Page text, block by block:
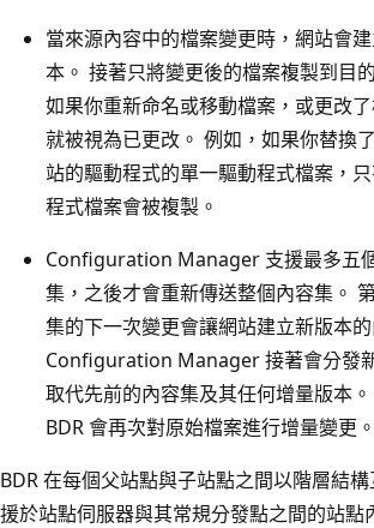
當來源內容中的檔案變更時，網站會
本。 接著只將變更後的檔案複製到目
如果你重新命名或移動檔案，或更改
就被視為已更改。 例如，如果你替換
站的驅動程式的單一驅動程式檔案，
程式檔案會被複製。
Configuration Manager 支援最多五
集，之後才會重新傳送整個內容集。
集的下一次變更會讓網站建立新版本的
Configuration Manager 接著會分發
取代先前的內容集及其任何增量版本
BDR 會再次對原始檔案進行增量變更。
BDR 在每個父站點與子站點之間以階層結
援於站點伺服器與其常規分發點之間的站點